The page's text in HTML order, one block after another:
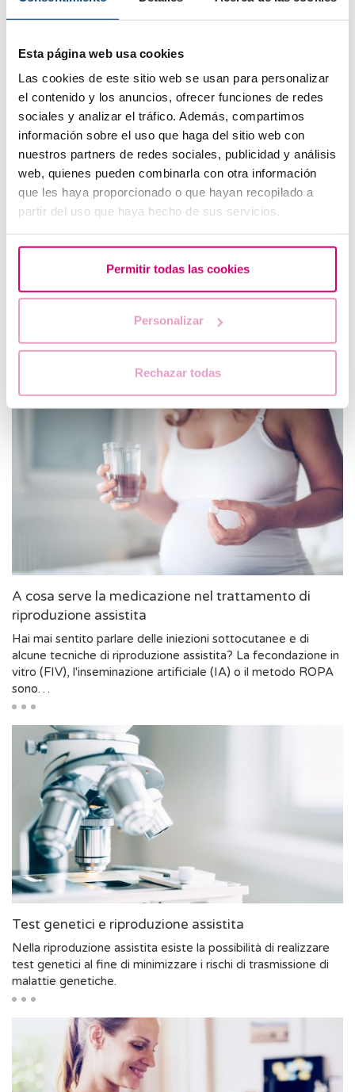
Esta página web usa cookies
Las cookies de este sitio web se usan para personalizar
el contenido y los anuncios, ofrecer funciones de redes
sociales y analizar el tráfico. Además, compartimos
información sobre el uso que haga del sitio web con
nuestros partners de redes sociales, publicidad y análisis
web, quienes pueden combinarla con otra información
que les haya proporcionado o que hayan recopilado a
partir del uso que haya hecho de sus servicios.
Permitir todas las cookies
Personalizar
Rechazar todas
gemellare o multipla? Sapete che oggi si può evitare questo
Dubbi sull'ovodonazione prima di iniziare un
trattamento di riproduzione assistita
avrete molte domande a cui rispondere. In questa
pubblicazione rispondiamo ad alcune delle domande più
A cosa serve la medicazione nel trattamento di
riproduzione assistita
Hai mai sentito parlare delle iniezioni sottocutanee e di
alcune tecniche di riproduzione assistita? La fecondazione in
vitro (FIV), l'inseminazione artificiale (IA) o il metodo ROPA
sono…
Test genetici e riproduzione assistita
Nella riproduzione assistita esiste la possibilità di realizzare
test genetici al fine di minimizzare i rischi di trasmissione di
malattie genetiche.